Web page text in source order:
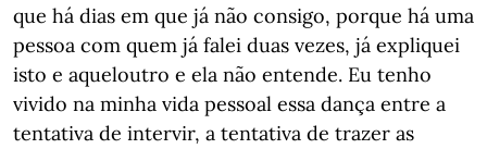
que há dias em que já não consigo, porque há uma
pessoa com quem já falei duas vezes, já expliquei
isto e aqueloutro e ela não entende. Eu tenho
vivido na minha vida pessoal essa dança entre a
tentativa de intervir, a tentativa de trazer as